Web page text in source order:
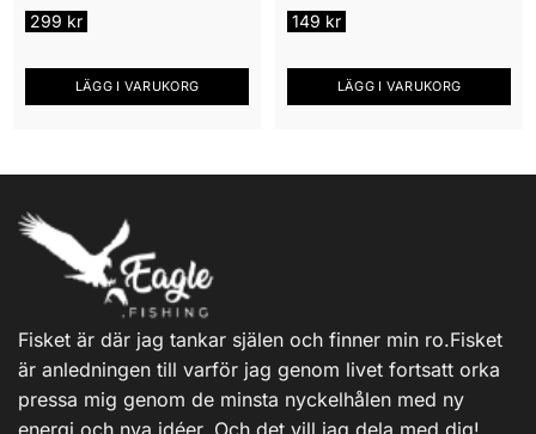
299 kr
LÄGG I VARUKORG
149 kr
LÄGG I VARUKORG
Fisket är där jag tankar själen och finner min ro.Fisket
är anledningen till varför jag genom livet fortsatt orka
pressa mig genom de minsta nyckelhålen med ny
energi och nya idéer. Och det vill jag dela med dig!